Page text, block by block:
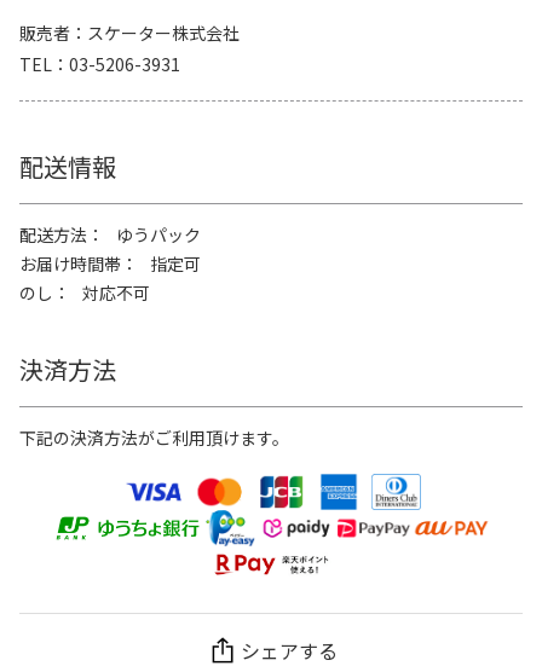
販売者
スケーター株式会社
TEL
03-5206-3931
配送情報
配送方法
ゆうパック
お届け時間帯
指定可
のし
対応不可
決済方法
下記の決済方法がご利用頂けます。
シェアする